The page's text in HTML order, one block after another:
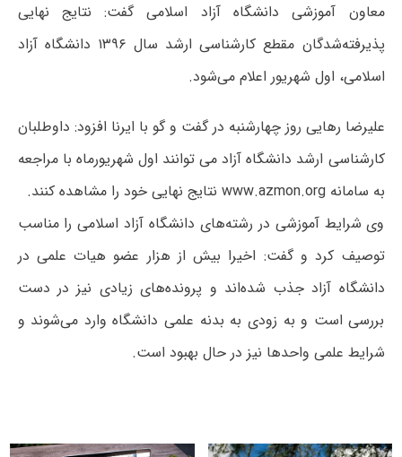
معاون آموزشی دانشگاه آزاد اسلامی گفت: نتایج نهایی
پذیرفته‌شدگان مقطع کارشناسی ارشد سال ۱۳۹۶ دانشگاه آزاد
اسلامی، اول شهریور اعلام می‌شود.
علیرضا رهایی روز چهارشنبه در گفت و گو با ایرنا افزود: داوطلبان
کارشناسی ارشد دانشگاه آزاد می توانند اول شهریورماه با مراجعه
به سامانه www.azmon.org نتایج نهایی خود را مشاهده کنند.
وی شرایط آموزشی در رشته‌های دانشگاه آزاد اسلامی را مناسب
توصیف کرد و گفت: اخیرا بیش از هزار عضو هیات علمی در
دانشگاه آزاد جذب شده‌اند و پرونده‌های زیادی نیز در دست
بررسی است و به زودی به بدنه علمی دانشگاه وارد می‌شوند و
شرایط علمی واحدها نیز در حال بهبود است.